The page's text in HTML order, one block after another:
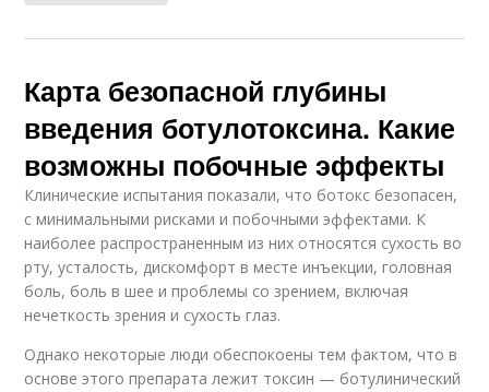
Карта безопасной глубины
введения ботулотоксина. Какие
возможны побочные эффекты
Клинические испытания показали, что ботокс безопасен,
с минимальными рисками и побочными эффектами. К
наиболее распространенным из них относятся сухость во
рту, усталость, дискомфорт в месте инъекции, головная
боль, боль в шее и проблемы со зрением, включая
нечеткость зрения и сухость глаз.
Однако некоторые люди обеспокоены тем фактом, что в
основе этого препарата лежит токсин — ботулинический